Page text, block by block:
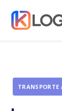
TRANSPORTE